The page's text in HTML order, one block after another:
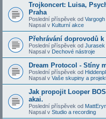
Trojkoncert: Luisa,
Praha
Poslední příspěvek od Vargogh
Napsal v Kulturní akce
Přehrávání doprovodů
Poslední příspěvek od Jurasek
Napsal v Dechové nástroje
Dream Protocol - Stíny
Poslední příspěvek od
Napsal v Vaše skupiny a
Jak propojit Looper
akai.
Poslední příspěvek od
Napsal v Studio a recording